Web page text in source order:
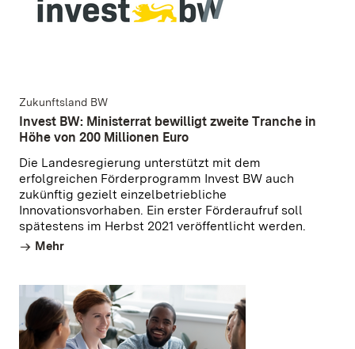
Zukunftsland BW
Invest BW: Ministerrat bewilligt zweite Tranche in
Höhe von 200 Millionen Euro
Die Landesregierung unterstützt mit dem
erfolgreichen Förderprogramm Invest BW auch
zukünftig gezielt einzelbetriebliche
Innovationsvorhaben. Ein erster Förderaufruf soll
spätestens im Herbst 2021 veröffentlicht werden.
Mehr